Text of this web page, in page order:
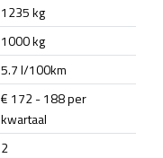
1235 kg
1000 kg
5.7 l/100km
€ 172 - 188 per
kwartaal
2